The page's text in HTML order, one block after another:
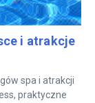
i atrakcje
spa i atrakcji
praktyczne